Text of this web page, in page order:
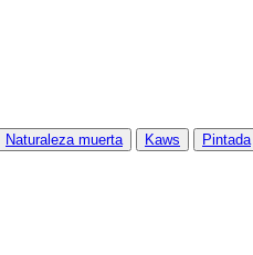
Naturaleza muerta Kaws Pintada